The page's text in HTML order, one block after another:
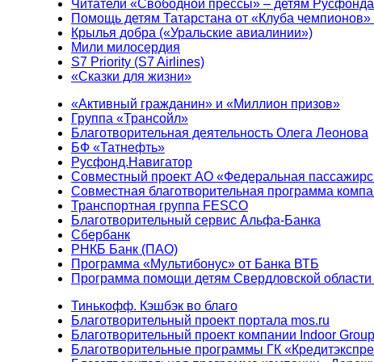
Читатели «Свободной прессы» – детям Русфонда
Помощь детям Татарстана от «Клуба
Крылья добра («Уральские авиалинии»)
Мили милосердия
S7 Priority (S7 Airlines)
«Сказки для жизни»
«Активный гражданин» и «Миллион призов»
Группа «Трансойл»
Благотворительная деятельность Олега Леонова
БФ «Татнефть»
Русфонд.Навигатор
Совместный проект АО «Федеральная
Совместная благотворительная программа
Транспортная группа FESCO
Благотворительный сервис Альфа-Банка
Сбербанк
РНКБ Банк (ПАО)
Программа «Мультибонус» от Банка ВТБ
Программа помощи детям Свердловской области
Тинькофф. Кэшбэк во благо
Благотворительный проект портала mos.ru
Благотворительный проект компании Indoor Group
Благотворительные программы ГК